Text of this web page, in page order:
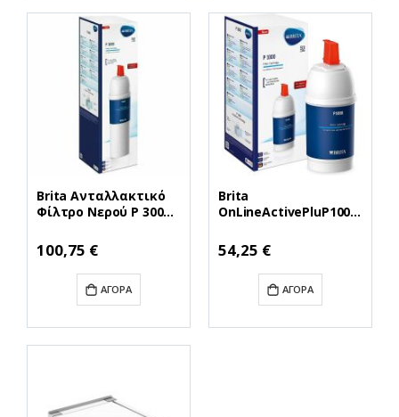
Brita Ανταλλακτικό
Φίλτρο Νερού P 3000
100,75 €
ΑΓΟΡΆ
Brita
OnLineActivePluP1000
(BRI29807)
54,25 €
ΑΓΟΡΆ